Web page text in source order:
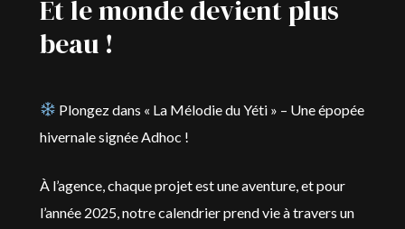
Et le monde devient plus
beau !
Plongez dans « La Mélodie du Yéti » – Une épopée
hivernale signée Adhoc !
À l’agence, chaque projet est une aventure, et pour
l’année 2025, notre calendrier prend vie à travers un